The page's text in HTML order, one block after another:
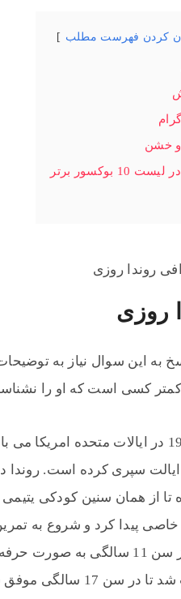
کردن فهرست مطلب
و خشن
روزی
به این سوال نیاز به
کسی است که او را نشناسد
روزی متولد 1 فوریه 1987 در ایالات
ایالت سپری کرده است.
از همان سنین کودکی یتیمی
پیدا کرد و شروع به
ابتدایی سبب شد تا او از سن 11